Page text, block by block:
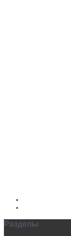
Разделы